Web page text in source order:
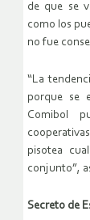
de que se
como los
no fue
“La
porque se
Comibol
pisotea
conjunto”,
Secreto de